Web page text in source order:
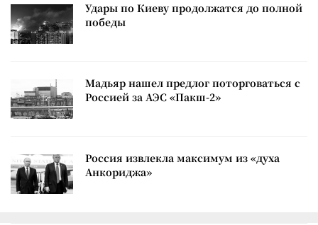
Удары по Киеву продолжатся до полной
победы
Мадьяр нашел предлог поторговаться с
Россией за АЭС «Пакш-2»
Россия извлекла максимум из «духа
Анкориджа»